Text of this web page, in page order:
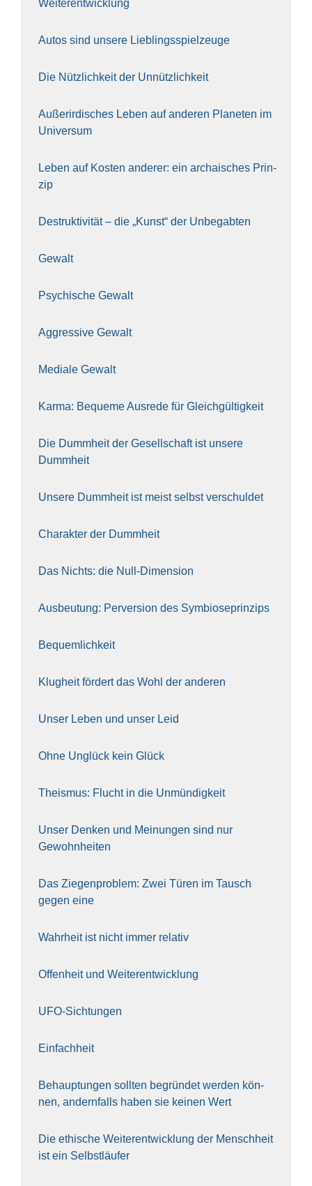
Wei­ter­ent­wick­lung
Autos sind unse­re Lieb­lings­spiel­zeu­ge
Die Nütz­lich­keit der Unnütz­lich­keit
Außer­ir­di­sches Leben auf ande­ren Pla­ne­ten im
Uni­ver­sum
Leben auf Kos­ten ande­rer: ein archai­sches Prin­
zip
Destruk­ti­vi­tät – die „Kunst“ der Unbe­gab­ten
Gewalt
Psy­chi­sche Gewalt
Aggres­si­ve Gewalt
Media­le Gewalt
Kar­ma: Beque­me Aus­re­de für Gleich­gül­tig­keit
Die Dumm­heit der Gesell­schaft ist unse­re
Dumm­heit
Unse­re Dumm­heit ist meist selbst ver­schul­det
Cha­rak­ter der Dumm­heit
Das Nichts: die Null-Dimen­si­on
Aus­beu­tung: Per­ver­si­on des Sym­bio­se­prin­zips
Bequem­lich­keit
Klug­heit för­dert das Wohl der ande­ren
Unser Leben und unser Leid
Ohne Unglück kein Glück
The­is­mus: Flucht in die Unmün­dig­keit
Unser Den­ken und Mei­nun­gen sind nur
Gewohn­hei­ten
Das Zie­gen­pro­blem: Zwei Türen im Tausch
gegen eine
Wahr­heit ist nicht immer rela­tiv
Offen­heit und Wei­ter­ent­wick­lung
UFO-Sich­tun­gen
Ein­fach­heit
Behaup­tun­gen soll­ten begrün­det wer­den kön­
nen, andern­falls haben sie kei­nen Wert
Die ethi­sche Wei­ter­ent­wick­lung der Mensch­heit
ist ein Selbst­läu­fer